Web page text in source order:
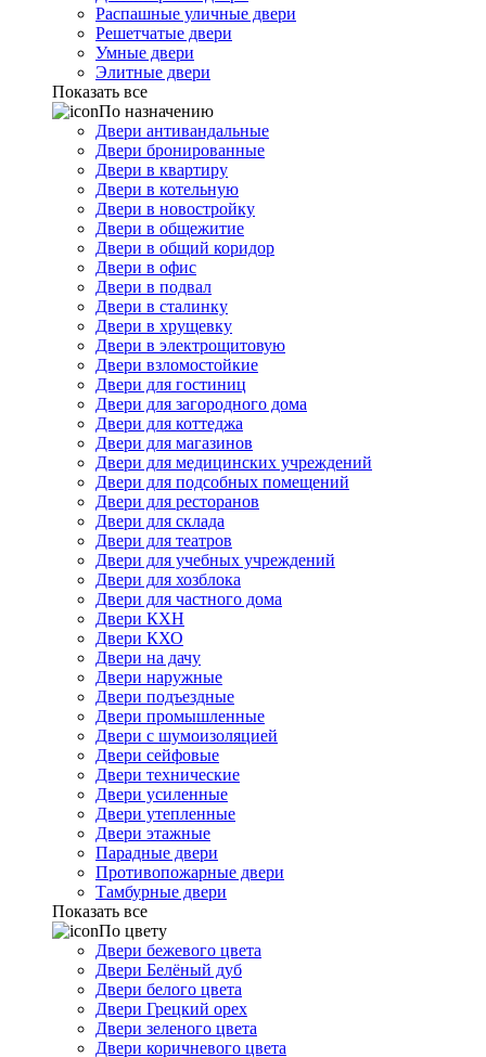
Распашные уличные двери
Решетчатые двери
Умные двери
Элитные двери
Показать все
По назначению
Двери антивандальные
Двери бронированные
Двери в квартиру
Двери в котельную
Двери в новостройку
Двери в общежитие
Двери в общий коридор
Двери в офис
Двери в подвал
Двери в сталинку
Двери в хрущевку
Двери в электрощитовую
Двери взломостойкие
Двери для гостиниц
Двери для загородного дома
Двери для коттеджа
Двери для магазинов
Двери для медицинских учреждений
Двери для подсобных помещений
Двери для ресторанов
Двери для склада
Двери для театров
Двери для учебных учреждений
Двери для хозблока
Двери для частного дома
Двери КХН
Двери КХО
Двери на дачу
Двери наружные
Двери подъездные
Двери промышленные
Двери с шумоизоляцией
Двери сейфовые
Двери технические
Двери усиленные
Двери утепленные
Двери этажные
Парадные двери
Противопожарные двери
Тамбурные двери
Показать все
По цвету
Двери бежевого цвета
Двери Белёный дуб
Двери белого цвета
Двери Грецкий орех
Двери зеленого цвета
Двери коричневого цвета